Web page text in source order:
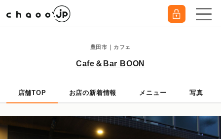
豊田市｜カフェ
Cafe＆Bar BOON
店舗TOP お店の新着情報 メニュー 写真